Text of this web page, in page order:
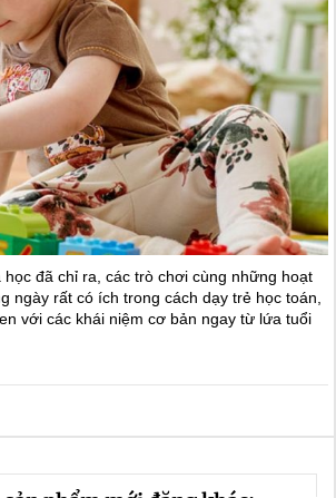
đã chỉ ra, các trò chơi cùng những hoạt
ngày rất có ích trong cách dạy trẻ học toán,
với các khái niệm cơ bản ngay từ lứa tuổi